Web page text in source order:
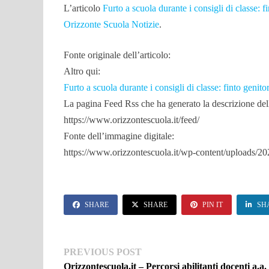
L’articoloFurto a scuola durante i consigli di classe:
Orizzonte Scuola Notizie.
Fonte originale dell’articolo:
Altro qui:
Furto a scuola durante i consigli di classe: finto
La pagina Feed Rss che ha generato la descrizione
https://www.orizzontescuola.it/feed/
Fonte dell’immagine digitale:
https://www.orizzontescuola.it/wp-content/uploads/
SHARE SHARE PIN IT
Navigazione
PREVIOUS POSTPrevious
post:
Orizzontescuola.it – Percorsi abilitanti docenti a.a.